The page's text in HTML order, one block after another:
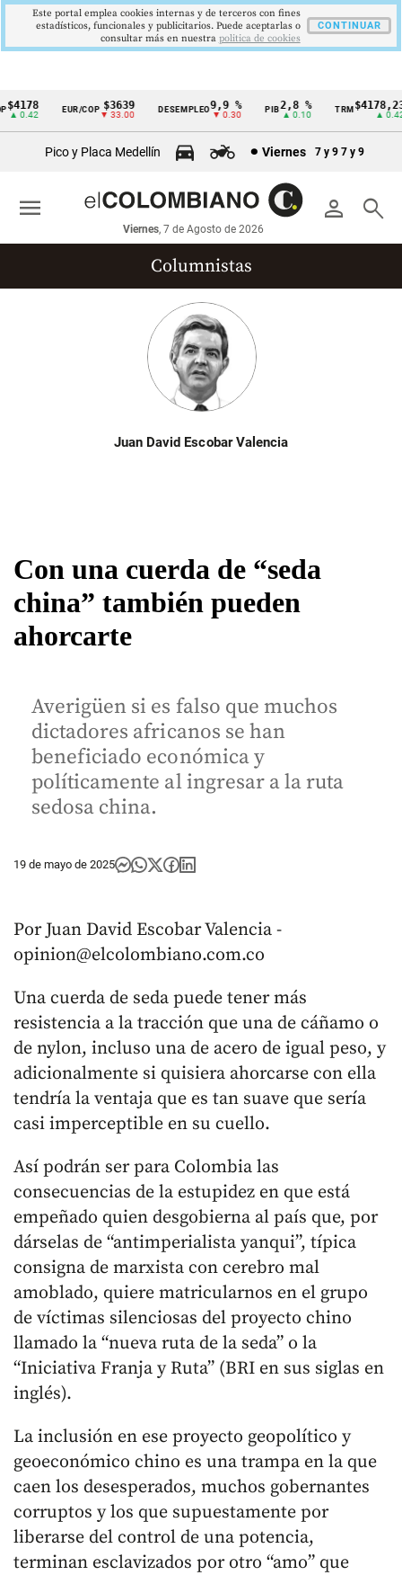
Cintillo
económicos
Colombia
0.42
EUR/COP $3639
▼ 33.00
DESEMPLEO 9,9 %
▼ 0.30
PIB2,8 %
▲ 0.10
TRM$4178,23
▲ 0.42
Pico y Placa Medellín Viernes 7 y 9 7 y 9
person search
Viernes, 7 de Agosto de 2026
menu
Columnistas
Juan David Escobar Valencia
Con una cuerda de “seda
china” también pueden
ahorcarte
Averigüen si es falso que muchos
dictadores africanos se han
beneficiado económica y
políticamente al ingresar a la ruta
sedosa china.
19 de mayo de 2025
Por Juan David Escobar Valencia -
opinion@elcolombiano.com.co
Una cuerda de seda puede tener más
resistencia a la tracción que una de cáñamo o
de nylon, incluso una de acero de igual peso, y
adicionalmente si quisiera ahorcarse con ella
tendría la ventaja que es tan suave que sería
casi imperceptible en su cuello.
Así podrán ser para Colombia las
consecuencias de la estupidez en que está
empeñado quien desgobierna al país que, por
dárselas de “antimperialista yanqui”, típica
consigna de marxista con cerebro mal
amoblado, quiere matricularnos en el grupo
de víctimas silenciosas del proyecto chino
llamado la “nueva ruta de la seda” o la
“Iniciativa Franja y Ruta” (BRI en sus siglas en
inglés).
La inclusión en ese proyecto geopolítico y
geoeconómico chino es una trampa en la que
caen los desesperados, muchos gobernantes
corruptos y los que supuestamente por
liberarse del control de una potencia,
terminan esclavizados por otro “amo” que
Este portal emplea cookies internas y de terceros con fines
estadísticos, funcionales y publicitarios. Puede aceptarlas o
consultar más en nuestra politica de cookies
CONTINUAR